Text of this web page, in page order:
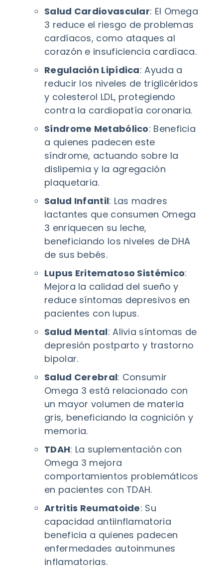
Salud Cardiovascular: El Omega
3 reduce el riesgo de problemas
cardíacos, como ataques al
corazón e insuficiencia cardíaca.
Regulación Lipídica: Ayuda a
reducir los niveles de triglicéridos
y colesterol LDL, protegiendo
contra la cardiopatía coronaria.
Síndrome Metabólico: Beneficia
a quienes padecen este
síndrome, actuando sobre la
dislipemia y la agregación
plaquetaria.
Salud Infantil: Las madres
lactantes que consumen Omega
3 enriquecen su leche,
beneficiando los niveles de DHA
de sus bebés.
Lupus Eritematoso Sistémico:
Mejora la calidad del sueño y
reduce síntomas depresivos en
pacientes con lupus.
Salud Mental: Alivia síntomas de
depresión postparto y trastorno
bipolar.
Salud Cerebral: Consumir
Omega 3 está relacionado con
un mayor volumen de materia
gris, beneficiando la cognición y
memoria.
TDAH: La suplementación con
Omega 3 mejora
comportamientos problemáticos
en pacientes con TDAH.
Artritis Reumatoide: Su
capacidad antiinflamatoria
beneficia a quienes padecen
enfermedades autoinmunes
inflamatorias.